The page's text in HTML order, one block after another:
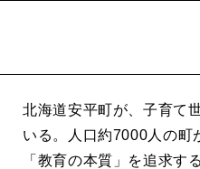
北海道安平町が、子育て
いる。人口約7000人の町
「教育の本質」を追求す